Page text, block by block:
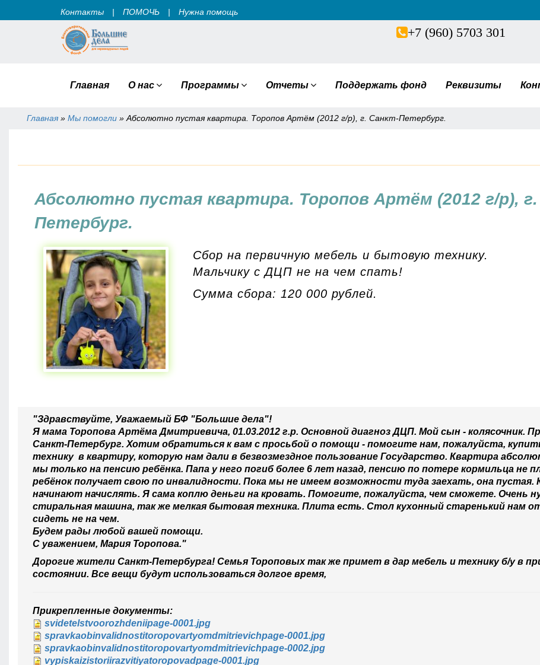
Контакты | ПОМОЧЬ | Нужна помощь
+7 (960) 5703 301
Главная О нас Программы Отчеты Поддержать фонд Реквизиты
Главная » Мы помогли » Абсолютно пустая квартира. Торопов Артём (2012 г/р), г. Санкт-Петербург.
Абсолютно пустая квартира. Торопов Артём (2012 г/р),
Петербург.
Сбор на первичную мебель и бытовую технику.
Мальчику с ДЦП не на чем спать!
Сумма сбора: 120 000 рублей.
"Здравствуйте, Уважаемый БФ "Большие дела"!
Я мама Торопова Артёма Дмитриевича, 01.03.2012 г.р. Основной диагноз ДЦП. Мой сын - колясочник.
Санкт-Петербург. Хотим обратиться к вам с просьбой о помощи - помогите нам, пожалуйста,
технику в квартиру, которую нам дали в безвозмездное пользование Государство. Квартира
мы только на пенсию ребёнка. Папа у него погиб более 6 лет назад, пенсию по потере кормильца не
ребёнок получает свою по инвалидности. Пока мы не имеем возможности туда заехать, она пустая.
начинают начислять. Я сама коплю деньги на кровать. Помогите, пожалуйста, чем сможете. Очень
стиральная машина, так же мелкая бытовая техника. Плита есть. Стол кухонный старенький нам
сидеть не на чем.
Будем рады любой вашей помощи.
С уважением, Мария Торопова."
Дорогие жители Санкт-Петербурга! Семья Тороповых так же примет в дар мебель и технику б/у в
состоянии. Все вещи будут использоваться долгое время,
Прикрепленные документы:
svidetelstvoorozhdeniipage-0001.jpg
spravkaobinvalidnostitoropovartyomdmitrievichpage-0001.jpg
spravkaobinvalidnostitoropovartyomdmitrievichpage-0002.jpg
vypiskaizistoriirazvitiyatoropovadpage-0001.jpg